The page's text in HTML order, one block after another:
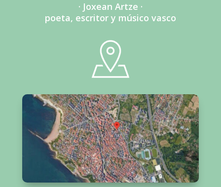
· Joxean Artze ·
poeta, escritor y músico vasco